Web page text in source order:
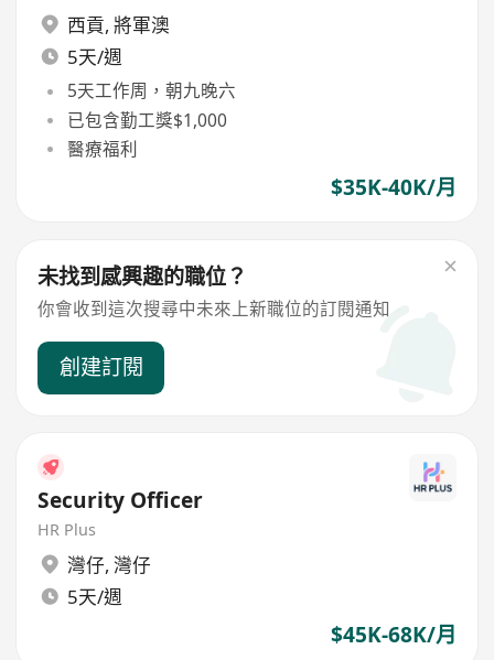
西貢, 將軍澳
5天/週
5天工作周，朝九晚六
已包含勤工獎$1,000
醫療福利
$35K-40K/月
未找到感興趣的職位？
你會收到這次搜尋中未來上新職位的訂閱通知
創建訂閱
Security Officer
HR Plus
灣仔, 灣仔
5天/週
$45K-68K/月